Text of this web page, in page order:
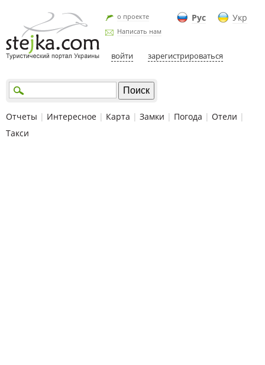
Рус Укр
о проекте
Написать нам
войти зарегистрироваться
Отчеты | Интересное | Карта | Замки | Погода | Отели |
Такси